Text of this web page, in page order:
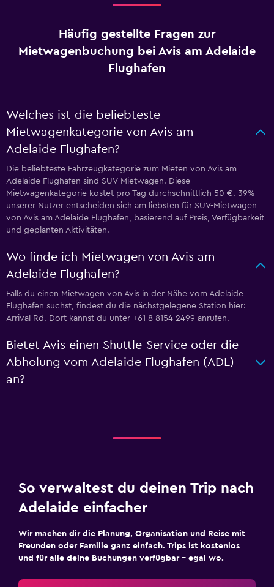
Häufig gestellte Fragen zur
Mietwagenbuchung bei Avis am Adelaide
Flughafen
Welches ist die beliebteste
Mietwagenkategorie von Avis am
Adelaide Flughafen?
Die beliebteste Fahrzeugkategorie zum Mieten von Avis am
Adelaide Flughafen sind SUV-Mietwagen. Diese
Mietwagenkategorie kostet pro Tag durchschnittlich 50 €. 39%
unserer Nutzer entscheiden sich am liebsten für SUV-Mietwagen
von Avis am Adelaide Flughafen, basierend auf Preis, Verfügbarkeit
und geplanten Aktivitäten.
Wo finde ich Mietwagen von Avis am
Adelaide Flughafen?
Falls du einen Mietwagen von Avis in der Nähe vom Adelaide
Flughafen suchst, findest du die nächstgelegene Station hier:
Arrival Rd. Dort kannst du unter +61 8 8154 2499 anrufen.
Bietet Avis einen Shuttle-Service oder die
Abholung vom Adelaide Flughafen (ADL)
an?
So verwaltest du deinen Trip nach
Adelaide einfacher
Wir machen dir die Planung, Organisation und Reise mit
Freunden oder Familie ganz einfach. Trips ist kostenlos
und für alle deine Buchungen verfügbar – egal wo.